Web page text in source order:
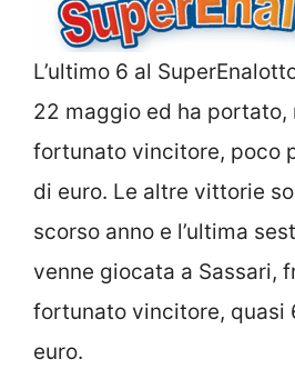
L’ultimo 6 al
22 maggio ed ha portato,
fortunato vincitore, poco
di euro. Le altre vittorie
scorso anno e l’ultima
venne giocata a Sassari,
fortunato vincitore, quasi
euro.